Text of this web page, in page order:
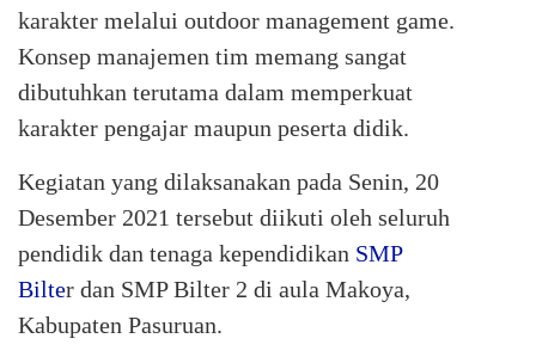
karakter melalui outdoor management game.
Konsep manajemen tim memang sangat
dibutuhkan terutama dalam memperkuat
karakter pengajar maupun peserta didik.
Kegiatan yang dilaksanakan pada Senin, 20
Desember 2021 tersebut diikuti oleh seluruh
pendidik dan tenaga kependidikan SMP
Bilter dan SMP Bilter 2 di aula Makoya,
Kabupaten Pasuruan.